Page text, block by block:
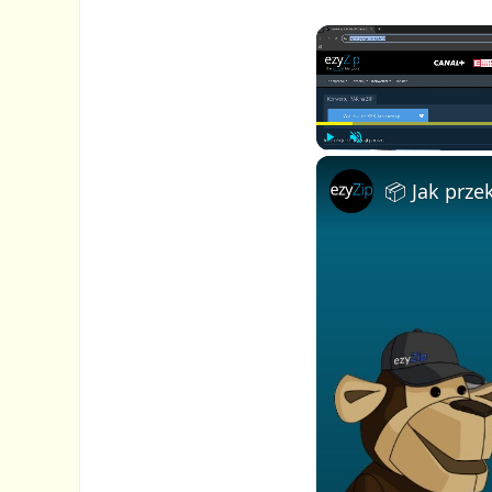
l n
m